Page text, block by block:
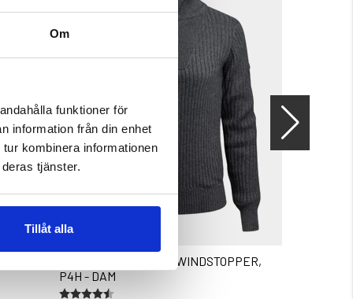
Om
funktioner för
information från din enhet
kombinera informationen
tjänster.
Tillåt alla
STICKAD TRÖJA MED WINDSTOPPER,
P4H - DAM
Betyg:
4.4 utav 5 stjärnor